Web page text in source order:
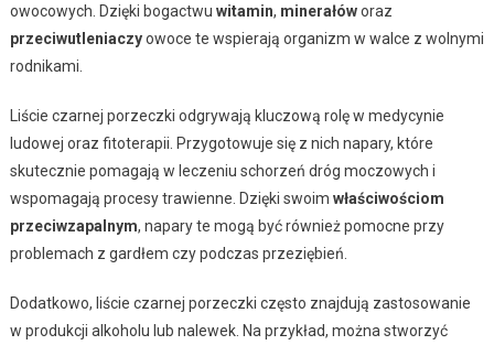
owocowych. Dzięki bogactwu witamin, minerałóworaz
przeciwutleniaczyowoce te wspierają organizm w walce z wolnymi
rodnikami.
Liście czarnej porzeczki odgrywają kluczową rolę w medycynie
ludowej oraz fitoterapii. Przygotowuje się z nich napary, które
skutecznie pomagają w leczeniu schorzeń dróg moczowych i
wspomagają procesy trawienne. Dzięki swoim właściwościom
przeciwzapalnym, napary te mogą być również pomocne przy
problemach z gardłem czy podczas przeziębień.
Dodatkowo, liście czarnej porzeczki często znajdują zastosowanie
w produkcji alkoholu lub nalewek. Na przykład, można stworzyć